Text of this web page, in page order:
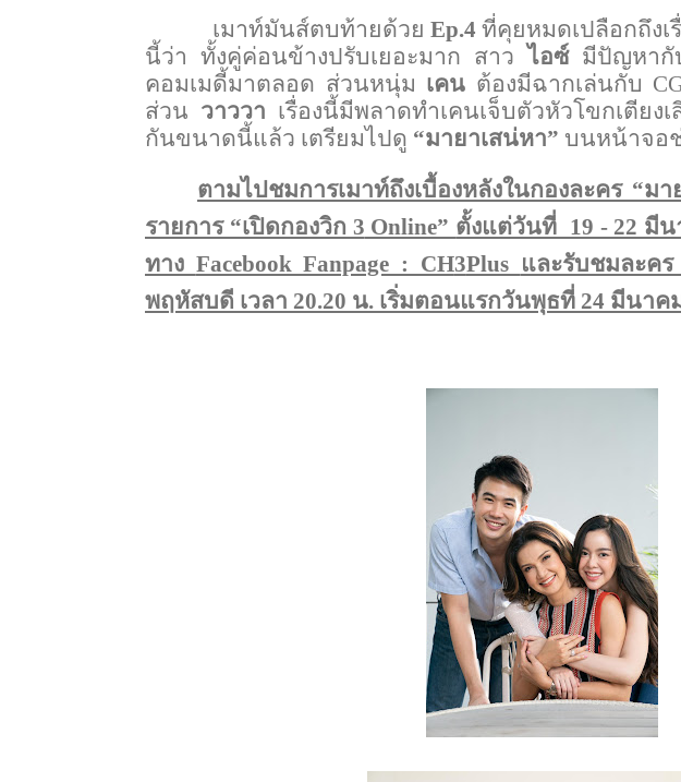
เมาท์มันส์ตบท้ายด้วย Ep.4 ที่คุยหมดเปลือกถึงเ
นี้ว่า ทั้งคู่ค่อนข้างปรับเยอะมาก สาว ไอซ์มีปัญหากับ
คอมเมดี้มาตลอด ส่วนหนุ่ม เคน ต้องมีฉากเล่นกับ
ส่วน วาววา เรื่องนี้มีพลาดทำเคนเจ็บตัวหัวโขกเตียง
กันขนาดนี้แล้ว เตรียมไปดู “มายาเสน่หา” บนหน้าจอช่
ตามไปชมการเมาท์ถึงเบื้องหลังในกองละคร “ม
รายการ “เปิดกองวิก 3 Online” ตั้งแต่วันที่ 19 - 22 มีน
ทาง Facebook Fanpage : CH3Plus และรับชมละค
พฤหัสบดี เวลา 20.20 น. เริ่มตอนแรกวันพุธที่ 24 มีนาค